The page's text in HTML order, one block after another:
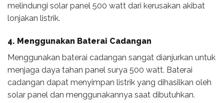
melindungi solar panel 500 watt dari kerusakan akibat
lonjakan listrik.
4. Menggunakan Baterai Cadangan
Menggunakan baterai cadangan sangat dianjurkan untuk
menjaga daya tahan panel surya 500 watt. Baterai
cadangan dapat menyimpan listrik yang dihasilkan oleh
solar panel dan menggunakannya saat dibutuhkan.